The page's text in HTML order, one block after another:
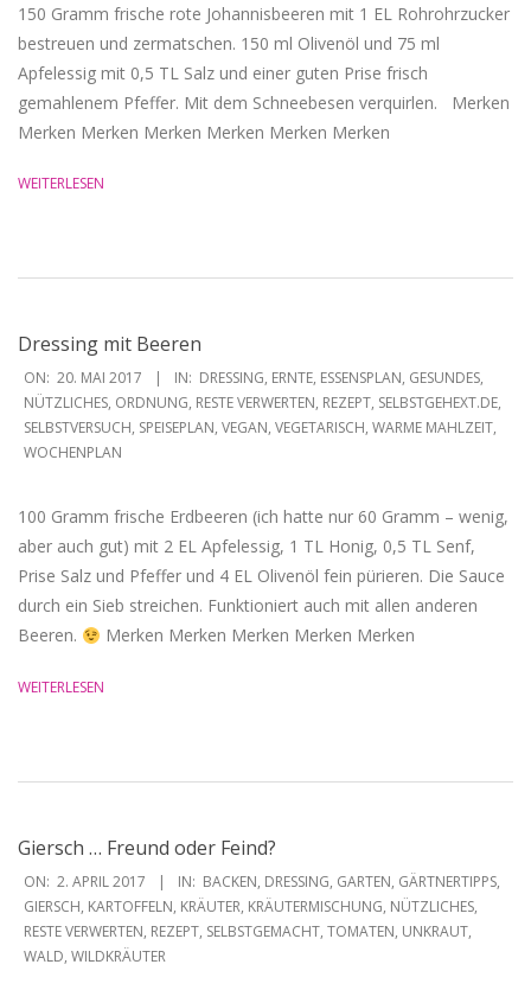
150 Gramm frische rote Johannisbeeren mit 1 EL Rohrohrzucker
bestreuen und zermatschen. 150 ml Olivenöl und 75 ml
Apfelessig mit 0,5 TL Salz und einer guten Prise frisch
gemahlenem Pfeffer. Mit dem Schneebesen verquirlen. Merken
Merken Merken Merken Merken Merken Merken
WEITERLESEN
Dressing mit Beeren
2017-
05-
20
ON: 20. MAI 2017 IN: DRESSING, ERNTE, ESSENSPLAN, GESUNDES,
NÜTZLICHES, ORDNUNG, RESTE VERWERTEN, REZEPT, SELBSTGEHEXT.DE,
SELBSTVERSUCH, SPEISEPLAN, VEGAN, VEGETARISCH, WARME MAHLZEIT,
WOCHENPLAN
100 Gramm frische Erdbeeren (ich hatte nur 60 Gramm – wenig,
aber auch gut) mit 2 EL Apfelessig, 1 TL Honig, 0,5 TL Senf,
Prise Salz und Pfeffer und 4 EL Olivenöl fein pürieren. Die Sauce
durch ein Sieb streichen. Funktioniert auch mit allen anderen
Beeren.
Merken Merken Merken Merken Merken
WEITERLESEN
Giersch … Freund oder Feind?
2017-
04-
02
ON: 2. APRIL 2017 IN: BACKEN, DRESSING, GARTEN, GÄRTNERTIPPS,
GIERSCH, KARTOFFELN, KRÄUTER, KRÄUTERMISCHUNG, NÜTZLICHES,
RESTE VERWERTEN, REZEPT, SELBSTGEMACHT, TOMATEN, UNKRAUT,
WALD, WILDKRÄUTER